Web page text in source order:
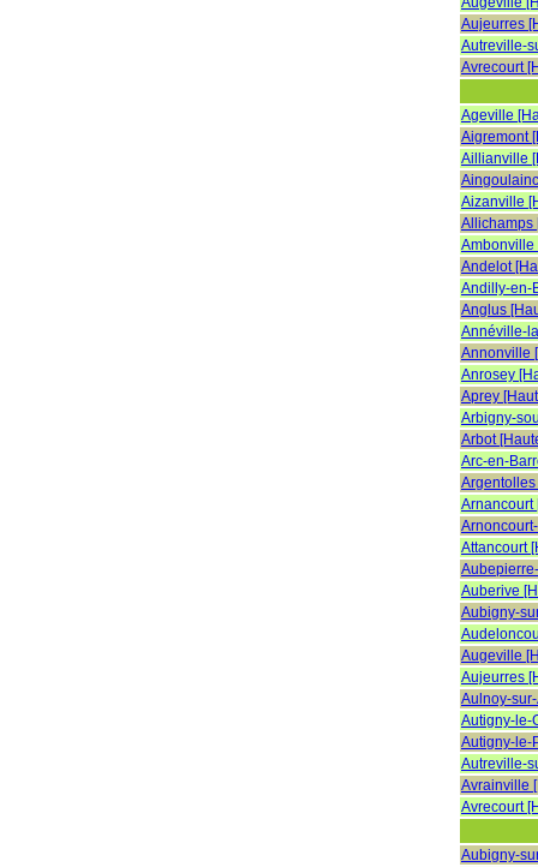
Aujeurres
Autreville-
Avrecourt
Ageville
Aigremont
Aillianville
Aizanville
Allichamps
Ambonville
Andelot
Andilly-en-
Anglus
Annéville-
Annonville
Anrosey
Aprey
Arbigny-
Arbot
Arc-en-
Arnancourt
Attancourt
Auberive
Aubigny-
Augeville
Aujeurres
Aulnoy-
Autigny-le-
Autigny-le-
Autreville-
Avrainville
Avrecourt
Aubigny-